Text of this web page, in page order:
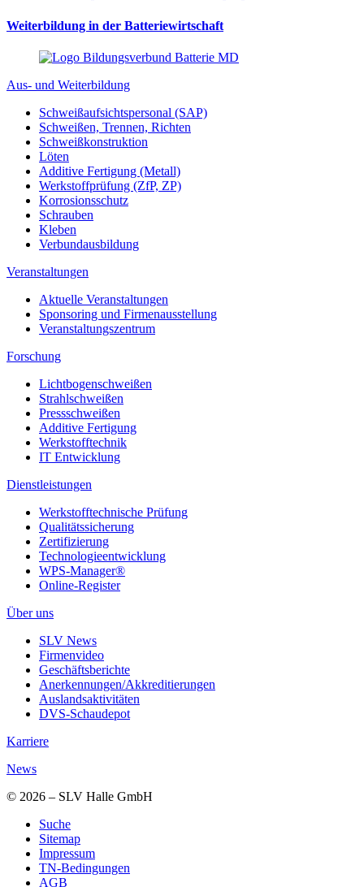
Weiterbildung in der Batteriewirtschaft
Aus- und Weiterbildung
Schweißaufsichtspersonal (SAP)
Schweißen, Trennen, Richten
Schweißkonstruktion
Löten
Additive Fertigung (Metall)
Werkstoffprüfung (ZfP, ZP)
Korrosionsschutz
Schrauben
Kleben
Verbundausbildung
Veranstaltungen
Aktuelle Veranstaltungen
Sponsoring und Firmenausstellung
Veranstaltungszentrum
Forschung
Lichtbogenschweißen
Strahlschweißen
Pressschweißen
Additive Fertigung
Werkstofftechnik
IT Entwicklung
Dienstleistungen
Werkstofftechnische Prüfung
Qualitätssicherung
Zertifizierung
Technologieentwicklung
WPS-Manager®
Online-Register
Über uns
SLV News
Firmenvideo
Geschäftsberichte
Anerkennungen/Akkreditierungen
Auslandsaktivitäten
DVS-Schaudepot
Karriere
News
© 2026 – SLV Halle GmbH
Suche
Sitemap
Impressum
TN-Bedingungen
AGB